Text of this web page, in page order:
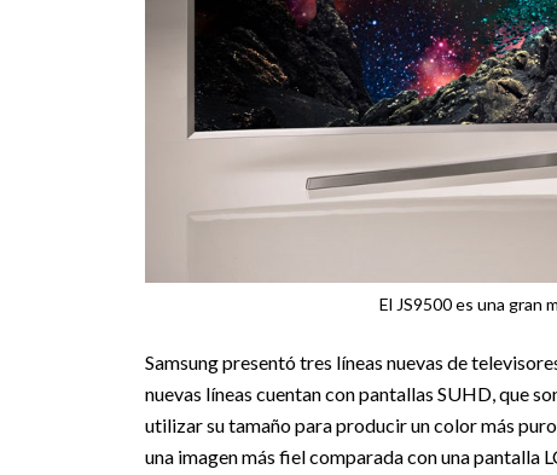
El JS9500 es una gran
Samsung presentó tres líneas nuevas de
nuevas líneas cuentan con pantallas SUHD, que
utilizar su tamaño para producir un color más
una imagen más fiel comparada con una